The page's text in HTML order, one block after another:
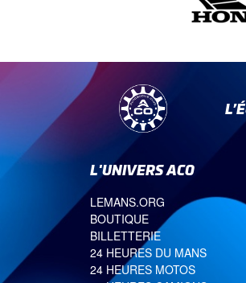
L'UNIVERS ACO
LEMANS.ORG
BOUTIQUE
BILLETTERIE
24 HEURES DU MANS
24 HEURES MOTOS